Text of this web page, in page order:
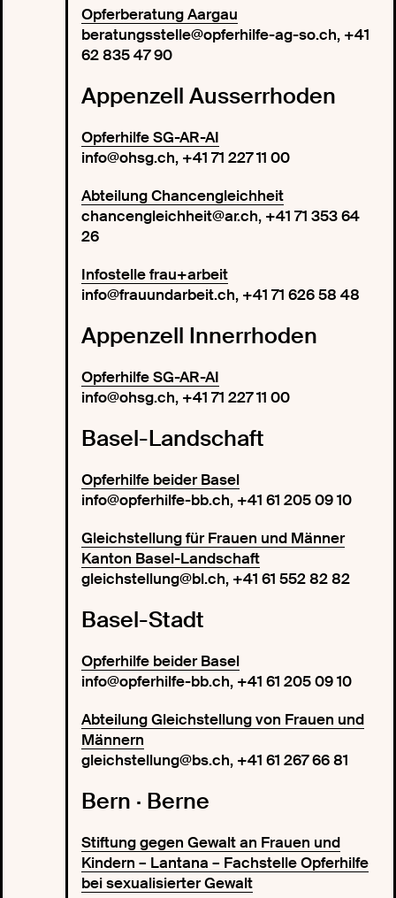
Opferberatung Aargau
beratungsstelle@opferhilfe-ag-so.ch, +41
62 835 47 90
Appenzell Ausserrhoden
Opferhilfe SG-AR-AI
info@ohsg.ch, +41 71 227 11 00
Abteilung Chancengleichheit
chancengleichheit@ar.ch, +41 71 353 64
26
Infostelle frau+arbeit
info@frauundarbeit.ch, +41 71 626 58 48
Appenzell Innerrhoden
Opferhilfe SG-AR-AI
info@ohsg.ch, +41 71 227 11 00
Basel-Landschaft
Opferhilfe beider Basel
info@opferhilfe-bb.ch, +41 61 205 09 10
Gleichstellung für Frauen und Männer
Kanton Basel-Landschaft
gleichstellung@bl.ch, +41 61 552 82 82
Basel-Stadt
Opferhilfe beider Basel
info@opferhilfe-bb.ch, +41 61 205 09 10
Abteilung Gleichstellung von Frauen und
Männern
gleichstellung@bs.ch, +41 61 267 66 81
Bern · Berne
Stiftung gegen Gewalt an Frauen und
Kindern – Lantana – Fachstelle Opferhilfe
bei sexualisierter Gewalt